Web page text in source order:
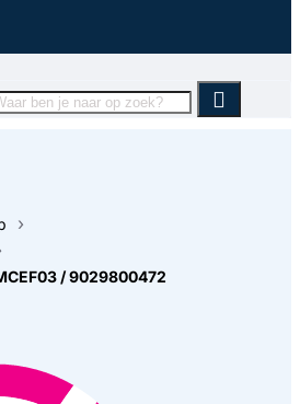
/ 9029800472